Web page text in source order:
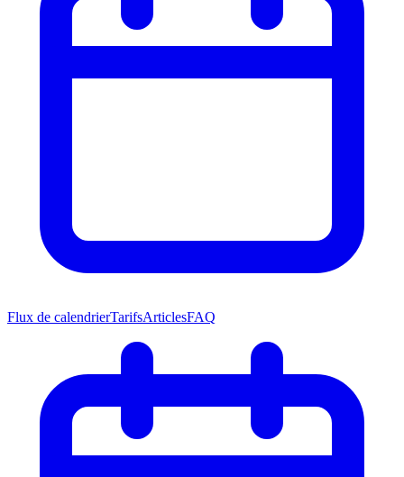
Flux de calendrierTarifsArticlesFAQ